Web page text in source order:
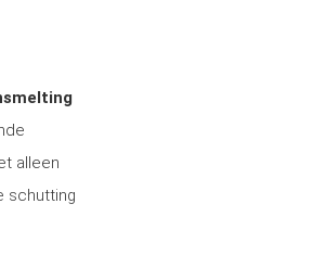
alleen
schutting